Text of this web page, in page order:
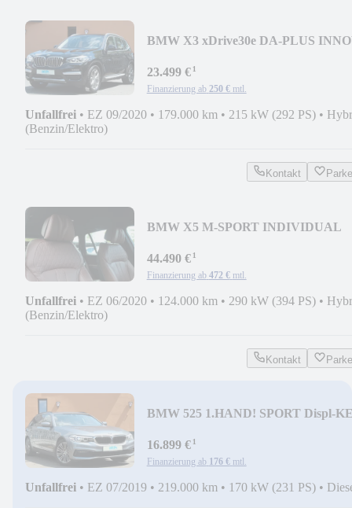
BMW X3 xDrive30e DA-PLUS
23.499 €¹
Finanzierung ab 250 € mtl.
Unfallfrei • EZ 09/2020 • 179.000 km • 215 kW (292 PS) •
(Benzin/Elektro)
Kontakt
BMW X5 M-SPORT INDIVIDUAL
44.490 €¹
Finanzierung ab 472 € mtl.
Unfallfrei • EZ 06/2020 • 124.000 km • 290 kW (394 PS) •
(Benzin/Elektro)
Kontakt
BMW 525 1.HAND! SPORT Displ-
16.899 €¹
Finanzierung ab 176 € mtl.
Unfallfrei • EZ 07/2019 • 219.000 km • 170 kW (231 PS) •